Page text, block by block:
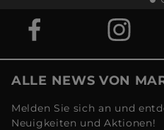
ALLE NEWS VON
Melden Sie sich an und
Neuigkeiten und Aktionen!